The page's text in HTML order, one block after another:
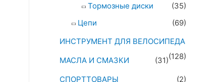
Тормозные диски
(35)
Цепи
(69)
ИНСТРУМЕНТ ДЛЯ ВЕЛОСИПЕДА
(128)
МАСЛА И СМАЗКИ
(31)
СПОРТТОВАРЫ
(2)